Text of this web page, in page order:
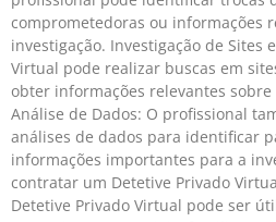
comprometedoras ou informações
investigação. Investigação de Sites
Virtual pode realizar buscas em
obter informações relevantes sobre
Análise de Dados: O profissional
análises de dados para identificar
informações importantes para a
contratar um Detetive Privado
Detetive Privado Virtual pode ser